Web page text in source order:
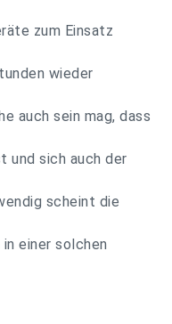
zum Einsatz
wieder
auch sein mag, dass
und sich auch der
scheint die
einer solchen